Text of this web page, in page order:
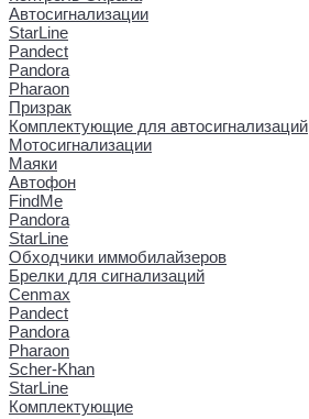
Автосигнализации
StarLine
Pandect
Pandora
Pharaon
Призрак
Комплектующие для автосигнализаций
Мотосигнализации
Маяки
Автофон
FindMe
Pandora
StarLine
Обходчики иммобилайзеров
Брелки для сигнализаций
Cenmax
Pandect
Pandora
Pharaon
Scher-Khan
StarLine
Комплектующие